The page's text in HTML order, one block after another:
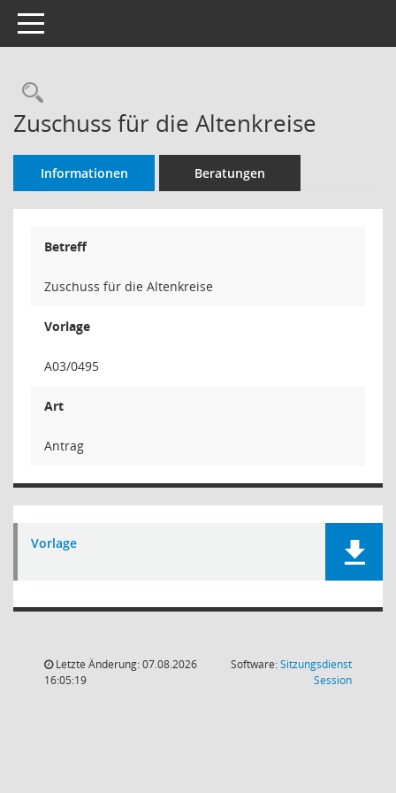
Toggle navigation
Rechercheauswahl
Zuschuss für die Altenkreise
Informationen Beratungen
Betreff
Zuschuss für die Altenkreise
Vorlage
A03/0495
Art
Antrag
Vorlage
Letzte Änderung: 07.08.2026
16:05:19
Software:Sitzungsdienst
Session(Wird in